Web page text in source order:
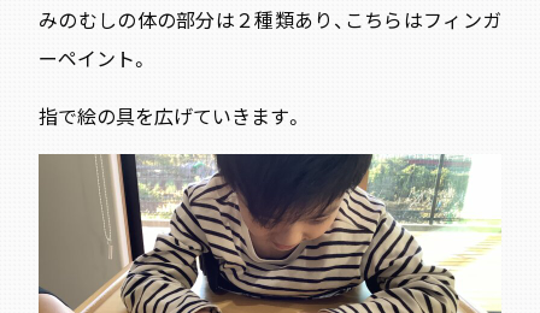
みのむしの体の部分は２種類あり、こちらはフィンガ
ーペイント。
指で絵の具を広げていきます。